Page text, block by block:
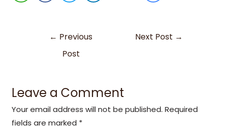
← Previous
Post
Next Post →
Leave a Comment
Your email address will not be published. Required
fields are marked *